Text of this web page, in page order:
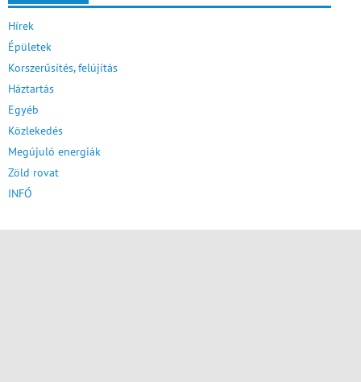
Hírek
Épületek
Korszerűsítés, felújítás
Háztartás
Egyéb
Közlekedés
Megújuló energiák
Zöld rovat
INFÓ